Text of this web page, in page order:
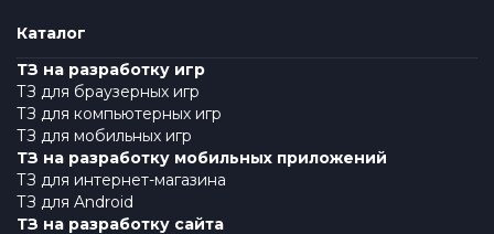
Каталог
ТЗ на разработку игр
ТЗ для браузерных игр
ТЗ для компьютерных игр
ТЗ для мобильных игр
ТЗ на разработку мобильных приложений
ТЗ для интернет-магазина
ТЗ для Android
ТЗ на разработку сайта